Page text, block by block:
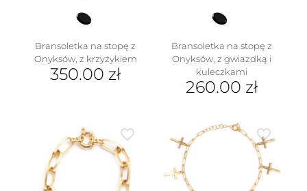
Bransoletka na stopę z
Onyksów, z krzyżykiem
350.00 zł
Bransoletka na stopę z
Onyksów, z gwiazdką i
kuleczkami
260.00 zł